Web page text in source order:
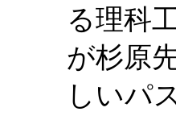
る理科
が杉原
しいパ